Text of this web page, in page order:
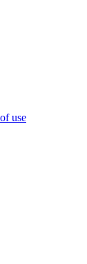
use